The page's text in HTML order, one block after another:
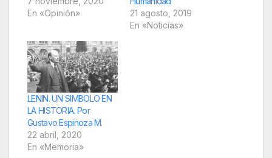
En «Opinión»
21 agosto, 2019
En «Noticias»
LENIN. UN SIMBOLO EN
LA HISTORIA. Por
Gustavo Espinoza M.
22 abril, 2020
En «Memoria»